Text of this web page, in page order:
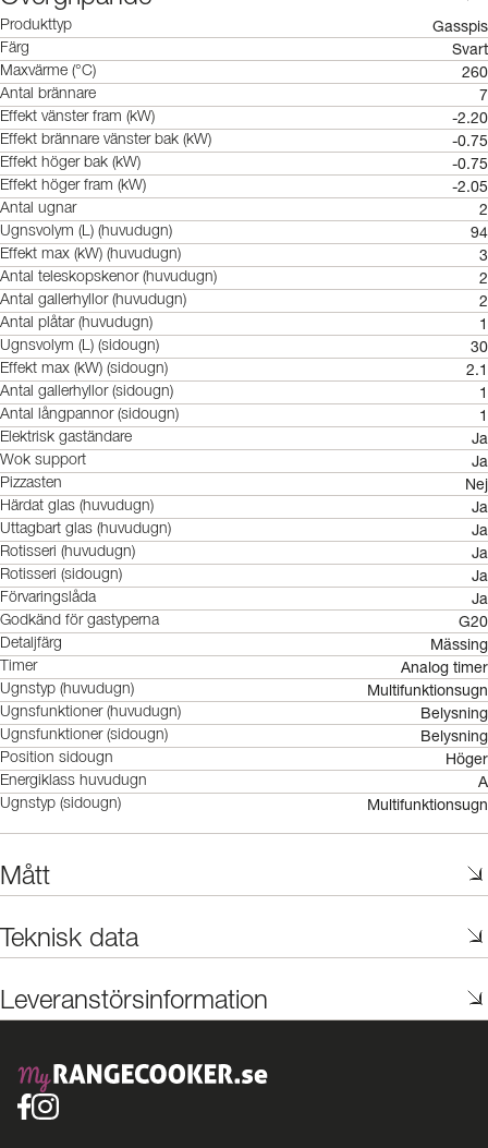
Produkttyp Gasspis
Färg Svart
Maxvärme (°C) 260
Antal brännare 7
Effekt vänster fram (kW) -2.20
Effekt brännare vänster bak (kW) -0.75
Effekt höger bak (kW) -0.75
Effekt höger fram (kW) -2.05
Antal ugnar 2
Ugnsvolym (L) (huvudugn) 94
Effekt max (kW) (huvudugn) 3
Antal teleskopskenor (huvudugn) 2
Antal gallerhyllor (huvudugn) 2
Antal plåtar (huvudugn) 1
Ugnsvolym (L) (sidougn) 30
Effekt max (kW) (sidougn) 2.1
Antal gallerhyllor (sidougn) 1
Antal långpannor (sidougn) 1
Elektrisk gaständare Ja
Wok support Ja
Pizzasten Nej
Härdat glas (huvudugn) Ja
Uttagbart glas (huvudugn) Ja
Rotisseri (huvudugn) Ja
Rotisseri (sidougn) Ja
Förvaringslåda Ja
Godkänd för gastyperna G20
Detaljfärg Mässing
Timer Analog timer
Ugnstyp (huvudugn) Multifunktionsugn
Ugnsfunktioner (huvudugn) Belysning
Ugnsfunktioner (sidougn) Belysning
Position sidougn Höger
Energiklass huvudugn A
Ugnstyp (sidougn) Multifunktionsugn
Mått
Teknisk data
Leveranstörsinformation